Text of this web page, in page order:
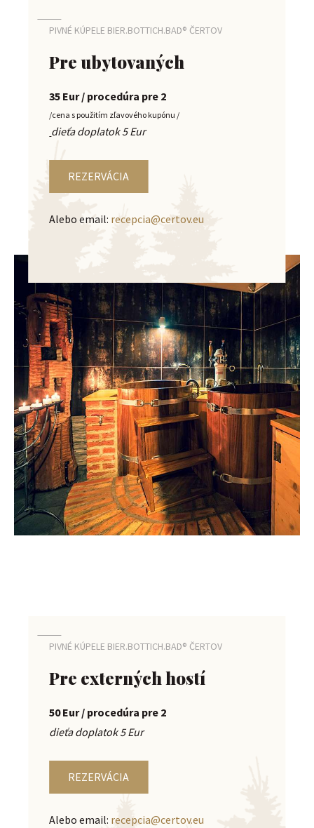
PIVNÉ KÚPELE BIER.BOTTICH.BAD® ČERTOV
Pre ubytovaných
35 Eur / procedúra pre 2
/cena s použitím zľavového kupónu /
dieťa doplatok 5 Eur
REZERVÁCIA
Alebo email: recepcia@certov.eu
PIVNÉ KÚPELE BIER.BOTTICH.BAD® ČERTOV
Pre externých hostí
50 Eur / procedúra pre 2
dieťa doplatok 5 Eur
REZERVÁCIA
Alebo email: recepcia@certov.eu